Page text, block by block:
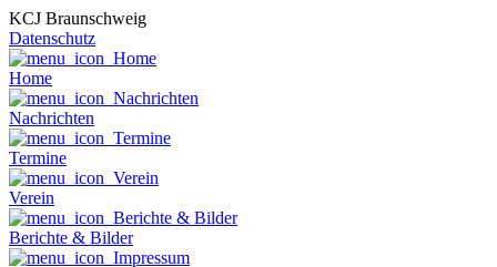
KCJ Braunschweig
Datenschutz
Home
Nachrichten
Termine
Verein
Berichte & Bilder